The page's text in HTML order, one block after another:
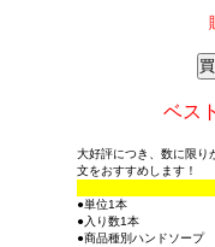
ベス
大好評につき、数に限り
文をおすすめします！
●単位1本
●入り数1本
●商品種別ハンドソープ